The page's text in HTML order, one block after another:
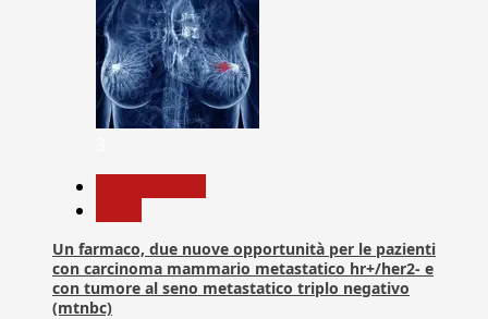
Un farmaco, due nuove opportunità per le pazienti
con carcinoma mammario metastatico hr+/her2- e
con tumore al seno metastatico triplo negativo
(mtnbc)